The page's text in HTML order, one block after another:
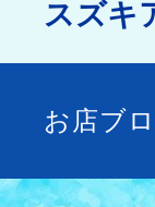
スズキ
お店ブ